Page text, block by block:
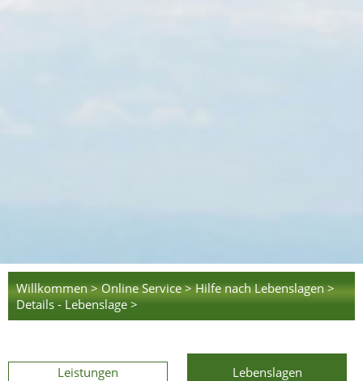
Willkommen > Online Service > Hilfe nach Lebenslagen >
Details - Lebenslage >
Leistungen
Lebenslagen